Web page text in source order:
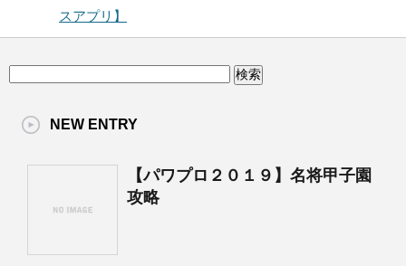
スアプリ】
NEW ENTRY
【パワプロ２０１９】名将甲子園
攻略